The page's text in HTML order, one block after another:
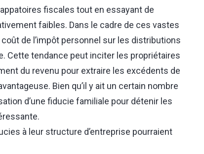
fiscales tout en essayant de
faibles. Dans le cadre de ces vastes
de l’impôt personnel sur les distributions
Cette tendance peut inciter les propriétaires
du revenu pour extraire les excédents de
Bien qu’il y ait un certain nombre
d’une fiducie familiale pour détenir les
à leur structure d’entreprise pourraient